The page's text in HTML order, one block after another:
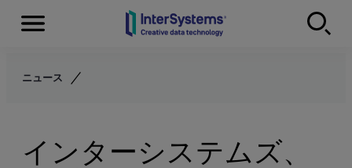
Skip to content
Menu
ニュース
インターシステムズ、